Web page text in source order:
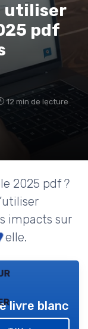
utiliser
pdf
12 min de lecture
2025 pdf ?
impacts sur
livre blanc